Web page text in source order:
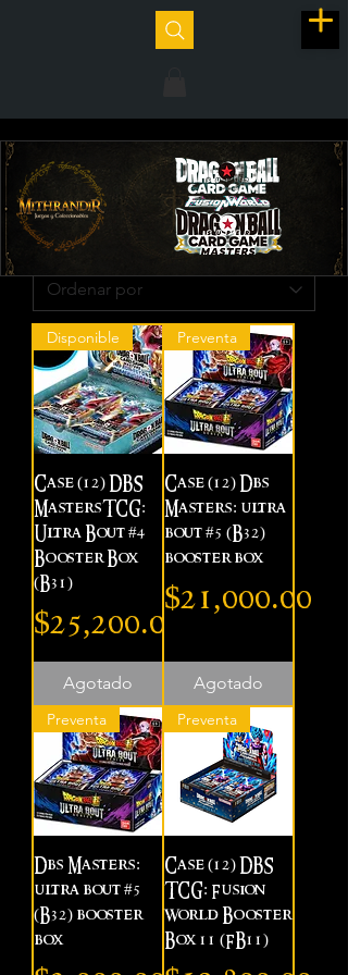
Disponible
Case (12) DBS
MastersTCG:
Ultra Bout #4
Booster Box
(B31)
Precio
$25,200.00
Agotado
Preventa
Case (12) Dbs
Masters: ultra
bout #5 (B32)
booster box
Precio
$21,000.00
Agotado
Preventa
Dbs Masters:
ultra bout #5
(B32) booster
box
Preventa
Case (12) DBS
TCG: Fusion
World Booster
Box 11 (FB11)